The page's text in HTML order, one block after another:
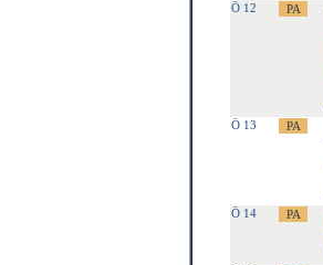
Ö 12
Ö 13
Ö 14